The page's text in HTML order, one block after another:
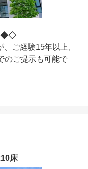
◆◇
ご経験15年以上、
のご提示も可能で
床